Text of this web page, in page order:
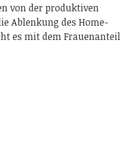
von der produktiven
Ablenkung des Home-
es mit dem Frauenanteil